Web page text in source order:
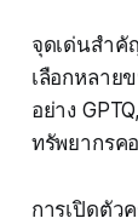
จุดเด่นสำคั
เลือกหลาย
อย่าง
ทรัพยากรค
การเปิดตัว